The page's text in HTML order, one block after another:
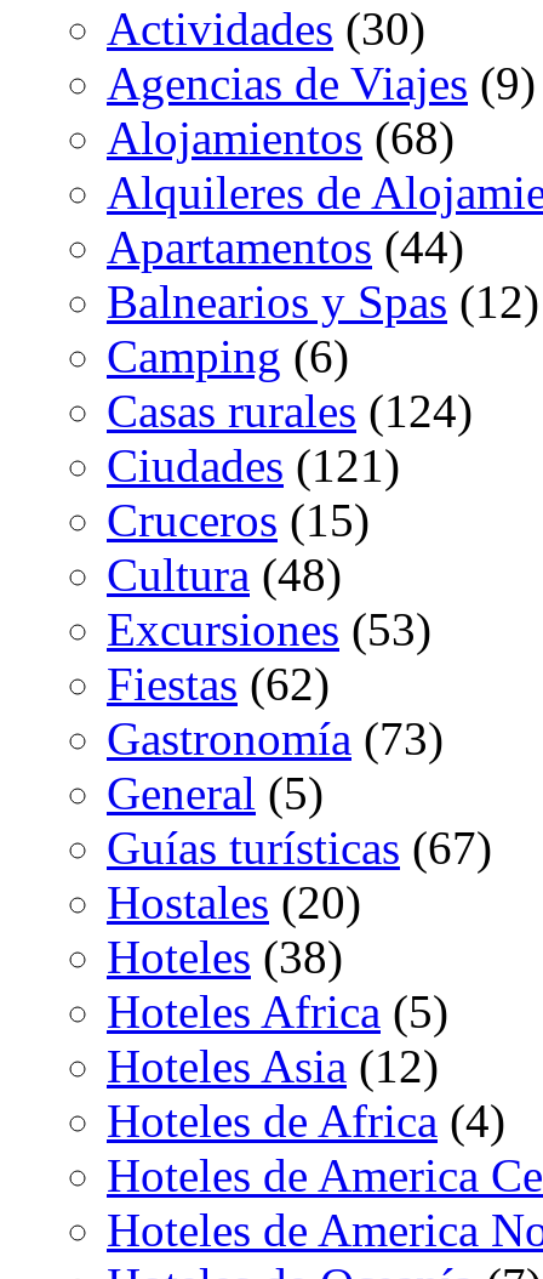
Actividades (30)
Agencias de Viajes (9)
Alojamientos (68)
Alquileres de
Apartamentos (44)
Balnearios y Spas (12)
Camping (6)
Casas rurales (124)
Ciudades (121)
Cruceros (15)
Cultura (48)
Excursiones (53)
Fiestas (62)
Gastronomía (73)
General (5)
Guías turísticas (67)
Hostales (20)
Hoteles (38)
Hoteles Africa (5)
Hoteles Asia (12)
Hoteles de Africa (4)
Hoteles de America
Hoteles de America